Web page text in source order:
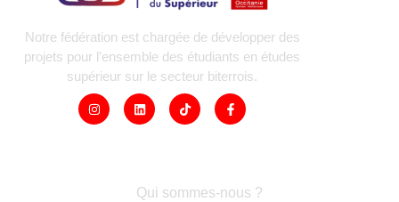
Notre fédération est chargée de développer des
projets pour l’ensemble des étudiants en études
supérieur sur le secteur biterrois.
Qui sommes-nous ?